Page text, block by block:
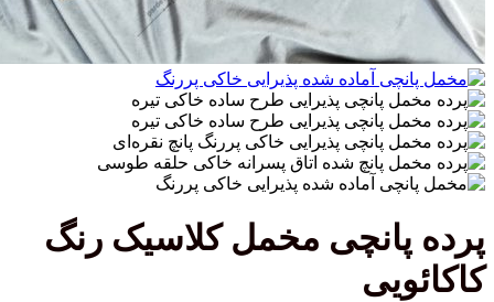
پانچی مخمل کلاسیک رنگ